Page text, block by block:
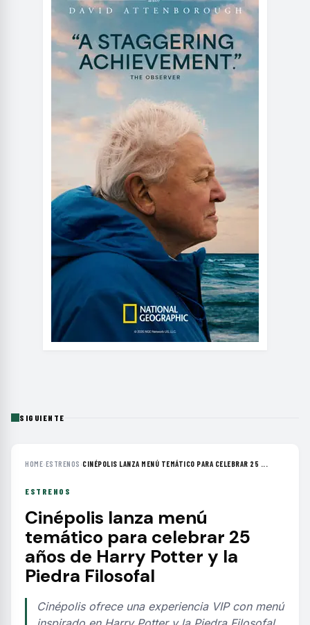
SIGUIENTE
HOME›ESTRENOS ›CINÉPOLIS LANZA MENÚ TEMÁTICO PARA CELEBRAR 25 ...
ESTRENOS
Cinépolis lanza menú
temático para celebrar 25
años de Harry Potter y la
Piedra Filosofal
Cinépolis ofrece una experiencia VIP con menú